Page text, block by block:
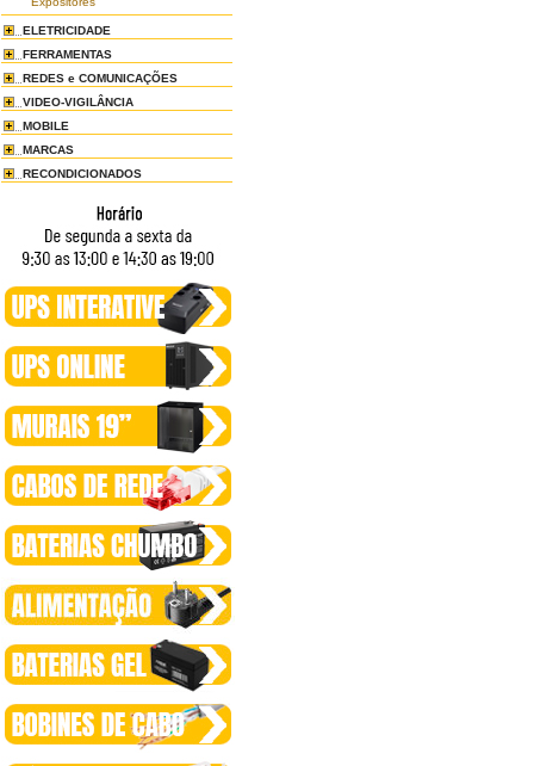
ELETRICIDADE
FERRAMENTAS
REDES e COMUNICAÇÕES
VIDEO-VIGILÂNCIA
MOBILE
MARCAS
RECONDICIONADOS